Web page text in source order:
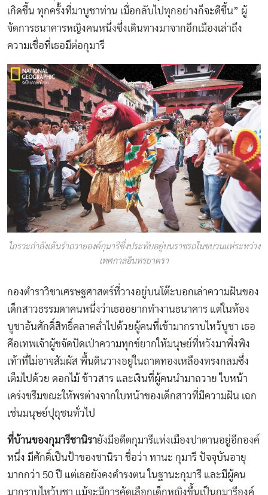
เกิดขึ้น ทุกครั้งที่มาบูชาท่าน เมื่อกลับไปทุกอย่างก็จะดีขึ้น” ผู้
จัดการธนาคารหญิงคนหนึ่งซึ่งเดินทางมาจากอีกเมืองเล่าถึง
ความเชื่อที่เธอมีต่อกุมารี
ไภรวะกำลังเต้นรำถวายองค์กุมารีซึ่งประทับอยู่บนราชรถในขบวนแห่ระหว่าง
เทศกาลอินทรยาตรา
กองตำราวิชาเศรษฐศาสตร์ที่วางอยู่บนโต๊ะบอกเล่าความฝันของ
เด็กสาวธรรมดาคนหนึ่งว่าเธออยากทำงานธนาคาร แต่ในห้อง
บูชาอันศักดิ์สิทธิ์คลาคล่ำไปด้วยผู้คนที่เข้ามากราบไหว้บูชา เธอ
คือเทพเจ้าผู้ขจัดปัดเป่าความทุกข์ยากให้มนุษย์ที่หวังมาพึ่งพิง
เท้าที่ไม่อาจสัมผัส พื้นดินวางอยู่ในถาดทองเหลืองทรงกลมซึ่ง
เต็มไปด้วย ดอกไม้ ข้าวสาร และเงินที่ผู้คนนำมาถวาย ใบหน้า
เคร่งขรึมขณะให้พรต่างจากใบหน้าของเด็กสาวที่มีความฝัน เฉก
เช่นมนุษย์ปุถุชนทั่วไป
ที่บ้านของกุมารีชานิรายังมีอดีตกุมารีแห่งเมืองปาตานอยู่อีกองค์
หนึ่ง มีศักดิ์เป็นป้าของชานิรา ชื่อว่า ทานะ กุมารี ปัจจุบันอายุ
มากกว่า 50 ปี แต่เธอยังคงดำรงตน ในฐานะกุมารี และมีผู้คน
มากราบไหว้บูชา แม้จะมีการคัดเลือกเด็กหญิงขึ้นเป็นกุมารีองค์